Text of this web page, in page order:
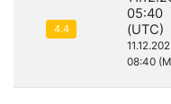
4.4
05:40
(UTC)
08:40